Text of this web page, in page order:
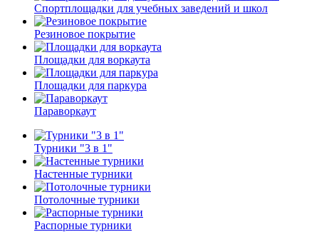
Спортплощадки для учебных заведений и школ
Резиновое покрытие
Площадки для воркаута
Площадки для паркура
Параворкаут
Турники "3 в 1"
Настенные турники
Потолочные турники
Распорные турники